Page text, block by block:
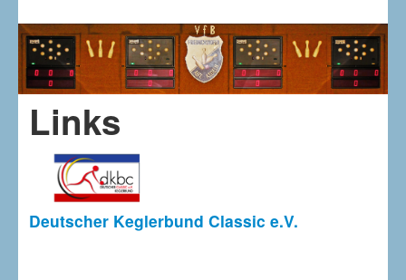
Links
Deutscher Keglerbund Classic e.V.